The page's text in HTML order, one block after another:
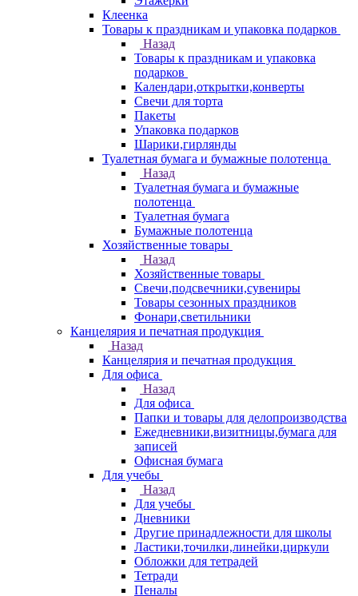
Клеенка
Товары к праздникам и упаковка подарков
Назад
Товары к праздникам и упаковка
подарков
Календари,открытки,конверты
Свечи для торта
Пакеты
Упаковка подарков
Шарики,гирлянды
Туалетная бумага и бумажные полотенца
Назад
Туалетная бумага и бумажные
полотенца
Туалетная бумага
Бумажные полотенца
Хозяйственные товары
Назад
Хозяйственные товары
Свечи,подсвечники,сувениры
Товары сезонных праздников
Фонари,светильники
Канцелярия и печатная продукция
Назад
Канцелярия и печатная продукция
Для офиса
Назад
Для офиса
Папки и товары для делопроизводства
Ежедневники,визитницы,бумага для
записей
Офисная бумага
Для учебы
Назад
Для учебы
Дневники
Другие принадлежности для школы
Ластики,точилки,линейки,циркули
Обложки для тетрадей
Тетради
Пеналы